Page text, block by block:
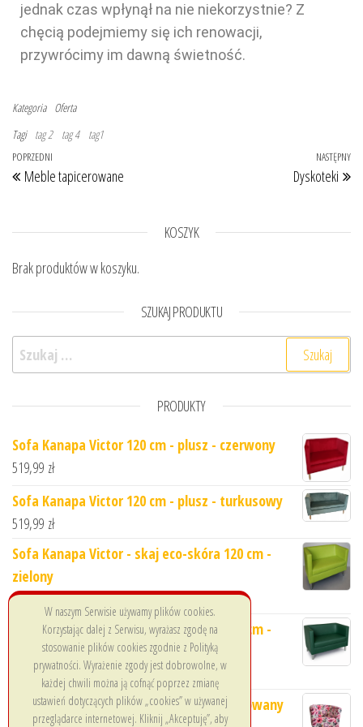
jednak czas wpłynął na nie niekorzystnie? Z
chęcią podejmiemy się ich renowacji,
przywrócimy im dawną świetność.
Kategoria Oferta
Tagi tag 2 tag 4 tag1
POPRZEDNI
Meble tapicerowane
NASTĘPNY
Dyskoteki
KOSZYK
Brak produktów w koszyku.
SZUKAJ PRODUKTU
PRODUKTY
Sofa Kanapa Victor 120 cm - plusz - czerwony
519,99 zł
Sofa Kanapa Victor 120 cm - plusz - turkusowy
519,99 zł
Sofa Kanapa Victor - skaj eco-skóra 120 cm -
zielony
494,99zł
Sofa Kanapa Victor - skaj eco-skóra 120 cm -
butelkowa zieleń
494,99zł
Fotel Klubowy Sante - Welur/Plusz Drukowany
W naszym Serwisie używamy plików cookies.
Korzystając dalej z Serwisu, wyrażasz zgodę na
stosowanie plików cookies zgodnie z Polityką
prywatności. Wyrażenie zgody jest dobrowolne, w
każdej chwili można ją cofnąć poprzez zmianę
ustawień dotyczących plików „cookies” w używanej
przeglądarce internetowej. Kliknij „Akceptuję”, aby